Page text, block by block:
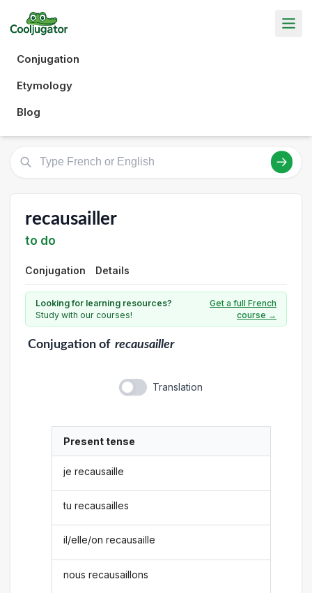
Conjugation
Etymology
Blog
recausailler
to do
Conjugation Details
Looking for learning resources?
Study with our courses!
Get a full French
course →
Conjugationof recausailler
Translation
Present tense
je recausaille
tu recausailles
il/elle/on recausaille
nous recausaillons